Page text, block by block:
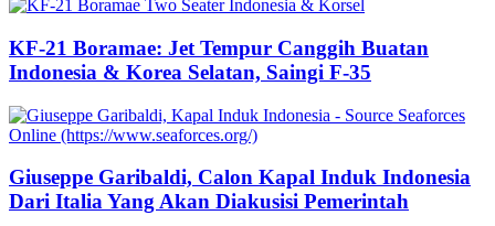
KF-21 Boramae: Jet Tempur Canggih Buatan
Indonesia & Korea Selatan, Saingi F-35
Giuseppe Garibaldi, Calon Kapal Induk Indonesia
Dari Italia Yang Akan Diakusisi Pemerintah